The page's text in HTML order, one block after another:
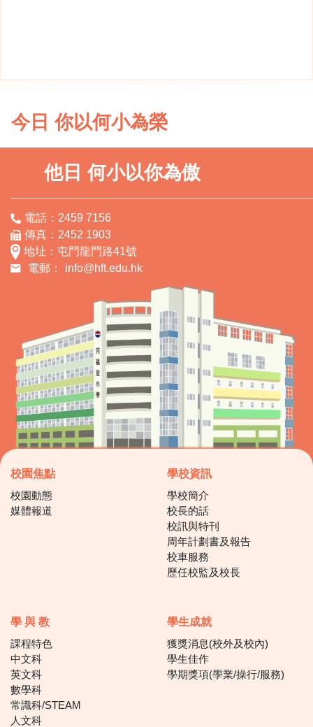
今日 你以何小為榮
他日 何小以你為傲
電話：2459 7156
傳真：2452 1903
地址：屯門龍門路41號
電郵：
info@hft.edu.hk
校園焦點
校園動態
媒體報道
學校資訊
學校簡介
校長的話
校訊與特刊
周年計劃書及報告
校車服務
歷任校監及校長
學 與 教
課程特色
中文科
英文科
數學科
常識科/STEAM
人文科
學生成就
獲獎消息(校外及校內)
學生佳作
學期獎項(學業/操行/服務)